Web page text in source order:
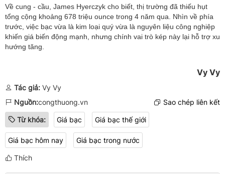
Về cung - cầu, James Hyerczyk cho biết, thị trường đã thiếu hụt
tổng cộng khoảng 678 triệu ounce trong 4 năm qua. Nhìn về phía
trước, việc bạc vừa là kim loại quý vừa là nguyên liệu công nghiệp
khiến giá biến động mạnh, nhưng chính vai trò kép này lại hỗ trợ xu
hướng tăng.
Vy Vy
Tác giả: Vy Vy
Nguồn:congthuong.vn Sao chép liên kết
Từ khóa: Giá bạc Giá bạc thế giới
Giá bạc hôm nay Giá bạc trong nước
Thích